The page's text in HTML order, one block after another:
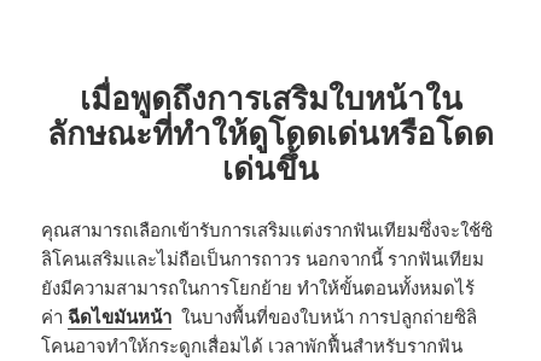
เมื่อพูดถึงการเสริมใบหน้าใน
ลักษณะที่ทำให้ดูโดดเด่นหรือโดด
เด่นขึ้น
คุณสามารถเลือกเข้ารับการเสริมแต่งรากฟันเทียมซึ่งจะใช้ซิ
ลิโคนเสริมและไม่ถือเป็นการถาวร นอกจากนี้ รากฟันเทียม
ยังมีความสามารถในการโยกย้าย ทำให้ขั้นตอนทั้งหมดไร้
ค่า ฉีดไขมันหน้า ในบางพื้นที่ของใบหน้า การปลูกถ่ายซิลิ
โคนอาจทำให้กระดูกเสื่อมได้ เวลาพักฟื้นสำหรับรากฟัน